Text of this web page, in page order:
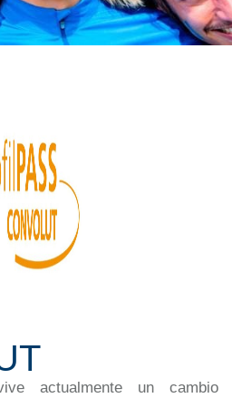
actualmente un cambio